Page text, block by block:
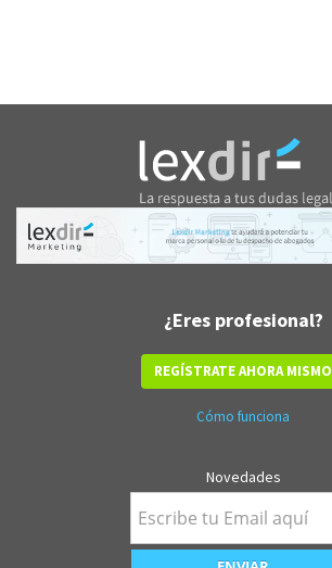
¿Eres profesional?
REGÍSTRATE AHORA MISMO
Cómo funciona
Novedades